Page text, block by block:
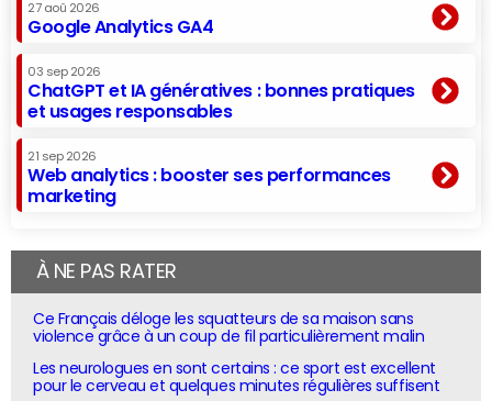
27 aoû 2026
Google Analytics GA4
03 sep 2026
ChatGPT et IA génératives : bonnes pratiques
et usages responsables
21 sep 2026
Web analytics : booster ses performances
marketing
À NE PAS RATER
Ce Français déloge les squatteurs de sa maison sans
violence grâce à un coup de fil particulièrement malin
Les neurologues en sont certains : ce sport est excellent
pour le cerveau et quelques minutes régulières suffisent